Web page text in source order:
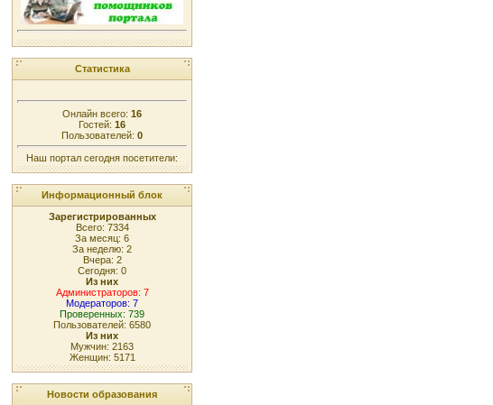
Статистика
Онлайн всего: 16
Гостей: 16
Пользователей: 0
Наш портал сегодня посетители:
Информационный блок
Зарегистрированных
Всего: 7334
За месяц: 6
За неделю: 2
Вчера: 2
Сегодня: 0
Из них
Администраторов: 7
Модераторов: 7
Проверенных: 739
Пользователей: 6580
Из них
Мужчин: 2163
Женщин: 5171
Новости образования